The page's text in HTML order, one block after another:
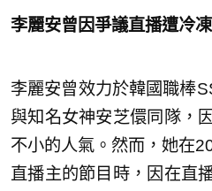
李麗安曾因爭議直播遭冷
李麗安曾效力於韓國職棒
與知名女神安芝儇同隊，
不小的人氣。然而，她在
直播主的節目時，因在直